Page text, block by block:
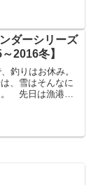
...
ダーシリーズ
2016冬】
釣りはお休み。
、雪はそんなに
先日は漁港内
...